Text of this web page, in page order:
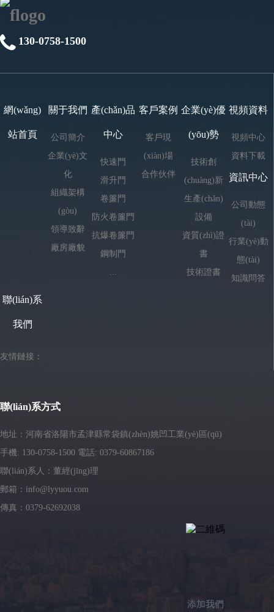
130-0758-1500
網(wǎng)
站首頁
關于我們
公司簡介
企業(yè)文
化
組織架構
(gòu)
領導致辭
廠房廠貌
產(chǎn)品
中心
快速門
滑升門
卷簾門
防火卷簾門
抗爆卷簾門
鋼制門
客戶案例
客戶現
(xiàn)場
合作伙伴
企業(yè)優
(yōu)勢
技術創
(chuàng)新
生產(chǎn)
設備
資質(zhì)證
書
技術證書
視頻資料
視頻中心
資料下載
資訊中心
公司動態
(tài)
行業(yè)動
態(tài)
知識問答
聯(lián)系
我們
友情鏈接：
聯(lián)系方式
地址：河南省洛陽市孟津縣常袋鎮(zhèn)姚凹工業(yè)區(qū)
手機: 130-0758-1500 電話: 0379-60867186
聯(lián)系人：董經(jīng)理
郵箱：info@lyyuou.com
傳真：0379-62692038
添加我們